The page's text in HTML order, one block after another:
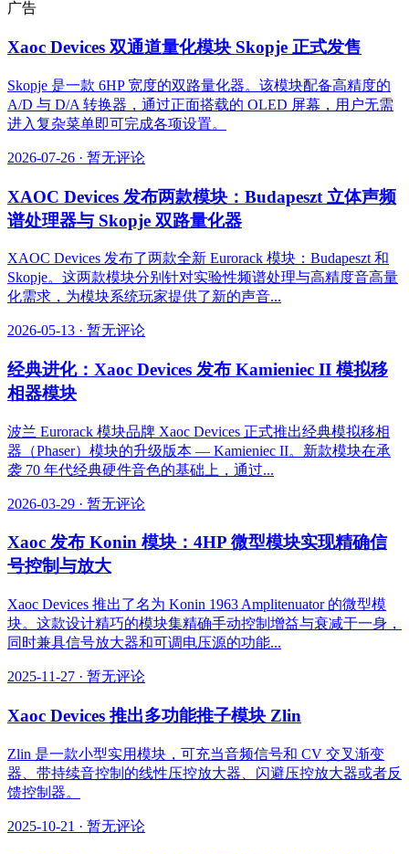
广告
Xaoc Devices 双通道量化模块 Skopje 正式发售
Skopje 是一款 6HP 宽度的双路量化器。该模块配备高精度的
A/D 与 D/A 转换器，通过正面搭载的 OLED 屏幕，用户无需
进入复杂菜单即可完成各项设置。
2026-07-26 · 暂无评论
XAOC Devices 发布两款模块：Budapeszt 立体声频
谱处理器与 Skopje 双路量化器
XAOC Devices 发布了两款全新 Eurorack 模块：Budapeszt 和
Skopje。这两款模块分别针对实验性频谱处理与高精度音高量
化需求，为模块系统玩家提供了新的声音...
2026-05-13 · 暂无评论
经典进化：Xaoc Devices 发布 Kamieniec II 模拟移
相器模块
波兰 Eurorack 模块品牌 Xaoc Devices 正式推出经典模拟移相
器（Phaser）模块的升级版本 — Kamieniec II。新款模块在承
袭 70 年代经典硬件音色的基础上，通过...
2026-03-29 · 暂无评论
Xaoc 发布 Konin 模块：4HP 微型模块实现精确信
号控制与放大
Xaoc Devices 推出了名为 Konin 1963 Amplitenuator 的微型模
块。这款设计精巧的模块集精确手动控制增益与衰减于一身，
同时兼具信号放大器和可调电压源的功能...
2025-11-27 · 暂无评论
Xaoc Devices 推出多功能推子模块 Zlin
Zlin 是一款小型实用模块，可充当音频信号和 CV 交叉渐变
器、带持续音控制的线性压控放大器、闪避压控放大器或者反
馈控制器。
2025-10-21 · 暂无评论